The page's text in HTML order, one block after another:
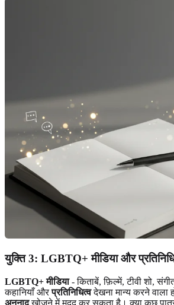
युक्ति 3: LGBTQ+ मीडिया और
LGBTQ+ मीडिया- किताबें, फ़िल्में, टीवी शो,
कहानियाँ औरप्रतिनिधित्वदेखना मान्य करने
अनुनादखोजने में मदद कर सकता है। क्या कुछ